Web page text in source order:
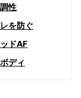
性
を防ぐ
ドAF
ディ